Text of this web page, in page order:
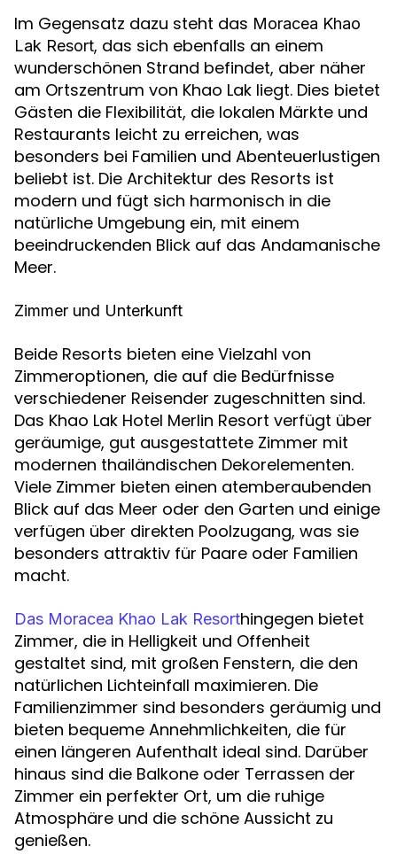
Im Gegensatz dazu steht das Moracea Khao
Lak Resort, das sich ebenfalls an einem
wunderschönen Strand befindet, aber näher
am Ortszentrum von Khao Lak liegt. Dies bietet
Gästen die Flexibilität, die lokalen Märkte und
Restaurants leicht zu erreichen, was
besonders bei Familien und Abenteuerlustigen
beliebt ist. Die Architektur des Resorts ist
modern und fügt sich harmonisch in die
natürliche Umgebung ein, mit einem
beeindruckenden Blick auf das Andamanische
Meer.
Zimmer und Unterkunft
Beide Resorts bieten eine Vielzahl von
Zimmeroptionen, die auf die Bedürfnisse
verschiedener Reisender zugeschnitten sind.
Das Khao Lak Hotel Merlin Resort verfügt über
geräumige, gut ausgestattete Zimmer mit
modernen thailändischen Dekorelementen.
Viele Zimmer bieten einen atemberaubenden
Blick auf das Meer oder den Garten und einige
verfügen über direkten Poolzugang, was sie
besonders attraktiv für Paare oder Familien
macht.
Das Moracea Khao Lak Resorthingegen bietet
Zimmer, die in Helligkeit und Offenheit
gestaltet sind, mit großen Fenstern, die den
natürlichen Lichteinfall maximieren. Die
Familienzimmer sind besonders geräumig und
bieten bequeme Annehmlichkeiten, die für
einen längeren Aufenthalt ideal sind. Darüber
hinaus sind die Balkone oder Terrassen der
Zimmer ein perfekter Ort, um die ruhige
Atmosphäre und die schöne Aussicht zu
genießen.